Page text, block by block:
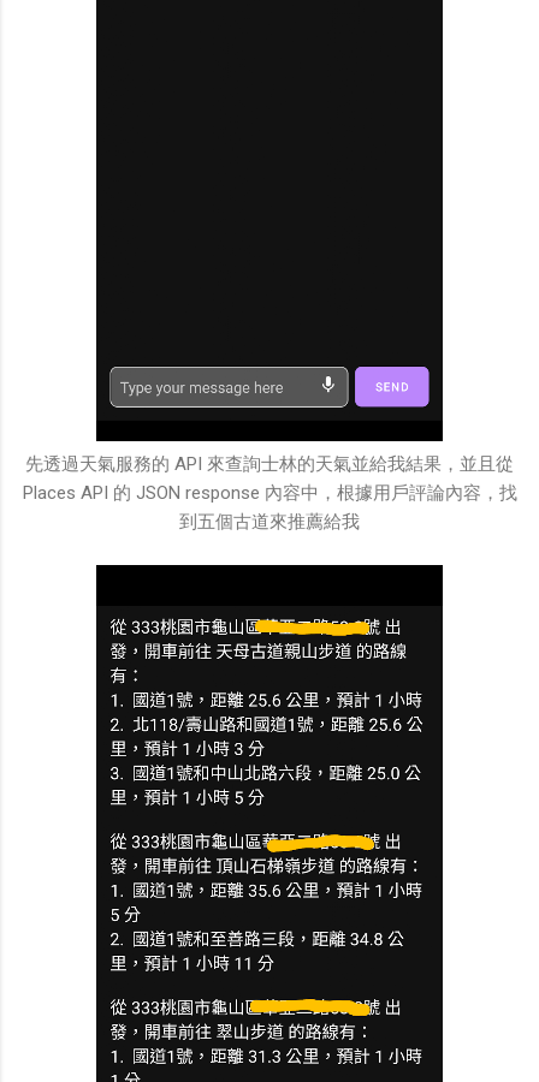
先透過天氣服務的 API 來查詢士林的天氣並給我結果，並且從
Places API 的 JSON response 內容中，根據用戶評論內容，找
到五個古道來推薦給我